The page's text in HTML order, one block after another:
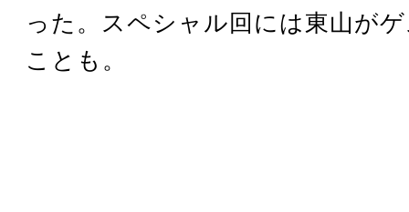
った。スペシャル回には東山が
ことも。